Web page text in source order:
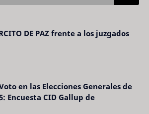
DE PAZ frente a los juzgados
en las Elecciones Generales de
Encuesta CID Gallup de